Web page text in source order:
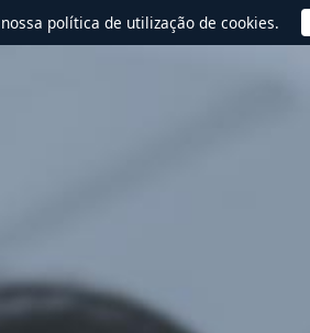
política de utilização de cookies.